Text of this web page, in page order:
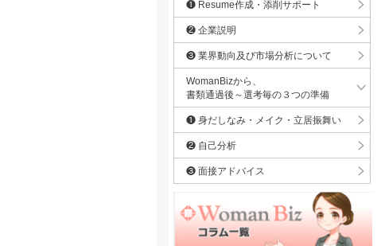
❶ Resume作成・添削サポート
❷ 企業説明
❸ 業界動向及び市場分析について
WomanBizから、
書類通過後～選考毎の３つの準備
❶ 身だしなみ・メイク・立居振舞い
❷ 自己分析
❸ 面接アドバイス